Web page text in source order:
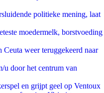
politieke mening, laat
moedermelk, borstvoeding
weer teruggekeerd naar
u door het centrum van
en grijpt geel op Ventoux